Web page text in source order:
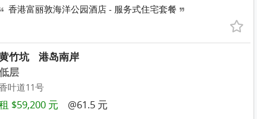
香港富丽敦海洋公园酒店 - 服务式住宅套餐
竹坑
港岛南岸
层
叶道11号
$59,200 元
@61.5 元